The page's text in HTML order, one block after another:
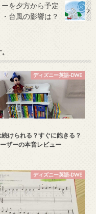
を夕方から予定
台風の影響は？
ディズニー英語-DWE
続けられる？すぐに飽きる？
ザーの本音レビュー
ディズニー英語-DWE